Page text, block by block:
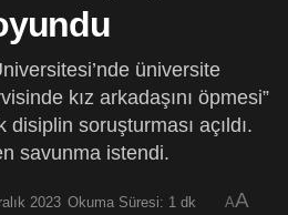
üniversite
kız arkadaşını öpmesi”
soruşturması açıldı.
savunma istendi.
2023 Okuma Süresi: 1 dk AA